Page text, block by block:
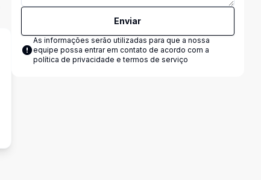
Enviar
As informações serão utilizadas para que a nossa
equipe possa entrar em contato de acordo com a
política de privacidade e termos de serviço